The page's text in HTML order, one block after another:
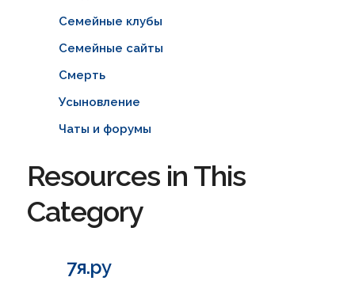
Семейные клубы
Семейные сайты
Смерть
Усыновление
Чаты и форумы
Resources in This
Category
7я.ру